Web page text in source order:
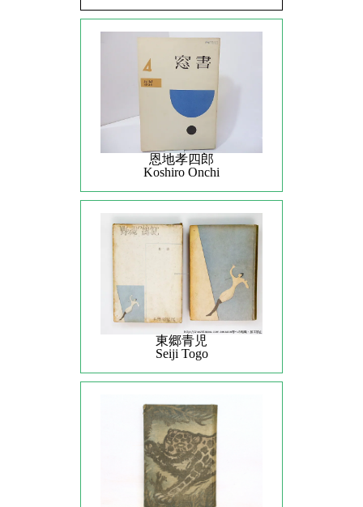
恩地孝四郎
Koshiro Onchi
東郷青児
Seiji Togo